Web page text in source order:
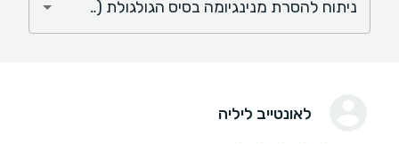
לאונטייב ליליה